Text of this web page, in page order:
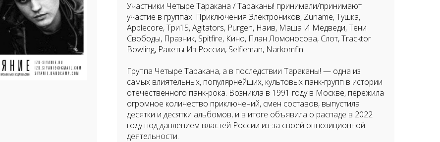
Участники Четыре Таракана / Тараканы! принимали/принимают
участие в группах: Приключения Электроников, Zuname, Тушка,
Applecore, Три15, Agitators, Purgen, Наив, Маша И Медведи, Тени
Свободы, Празник, Spitfire, Кино, План Ломоносова, Слот, Tracktor
Bowling, Ракеты Из России, Selfieman, Narkomfin.
Группа Четыре Таракана, а в последствии Тараканы! — одна из
самых влиятельных, популярнейших, культовых панк-групп в истории
отечественного панк-рока. Возникла в 1991 году в Москве, пережила
огромное количество приключений, смен составов, выпустила
десятки и десятки альбомов, и в итоге объявила о распаде в 2022
году под давлением властей России из-за своей оппозиционной
деятельности.